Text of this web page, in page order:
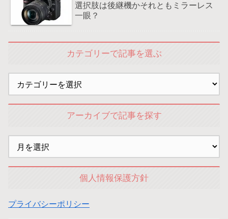
選択肢は後継機かそれともミラーレス
一眼？
カテゴリーで記事を選ぶ
アーカイブで記事を探す
個人情報保護方針
プライバシーポリシー